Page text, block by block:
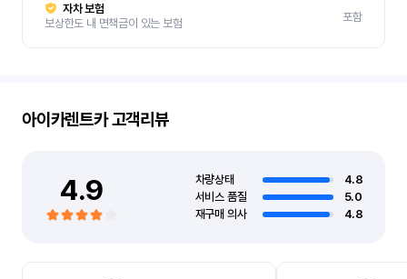
자차 보험
보상한도 내 면책금이 있는 보험
포함
아이카렌트카고객리뷰
4.9 차량상태
4.8
서비스 품질
5.0
재구매 의사
4.8